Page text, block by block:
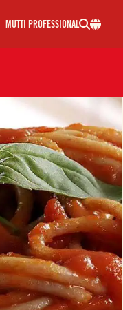
MUTTI PROFESSIONAL